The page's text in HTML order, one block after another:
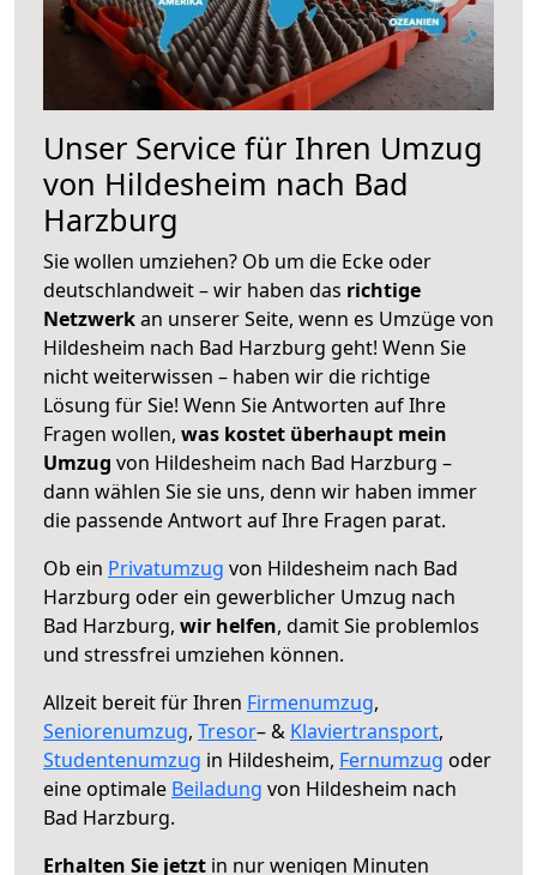
Unser Service für Ihren Umzug
von Hildesheim nach Bad
Harzburg
Sie wollen umziehen? Ob um die Ecke oder
deutschlandweit – wir haben das richtige
Netzwerkan unserer Seite, wenn es Umzüge von
Hildesheim nach Bad Harzburg geht! Wenn Sie
nicht weiterwissen – haben wir die richtige
Lösung für Sie! Wenn Sie Antworten auf Ihre
Fragen wollen, was kostet überhaupt mein
Umzug von Hildesheim nach Bad Harzburg –
dann wählen Sie sie uns, denn wir haben immer
die passende Antwort auf Ihre Fragen parat.
Ob ein Privatumzug von Hildesheim nach Bad
Harzburg oder ein gewerblicher Umzug nach
Bad Harzburg, wir helfen, damit Sie problemlos
und stressfrei umziehen können.
Allzeit bereit für Ihren Firmenumzug,
Seniorenumzug, Tresor– & Klaviertransport,
Studentenumzug in Hildesheim, Fernumzug oder
eine optimale Beiladung von Hildesheim nach
Bad Harzburg.
Erhalten Sie jetzt in nur wenigen Minuten